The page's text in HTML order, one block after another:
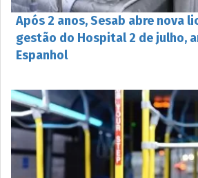
Após 2 anos, Sesab abre nova
gestão do Hospital 2 de julho,
Espanhol